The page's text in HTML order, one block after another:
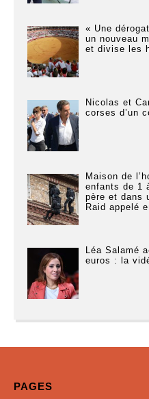
« Une
un nouveau
et divise les
Nicolas et
corses d’un
Maison de
enfants de 1
père et dans
Raid appelé
Léa Salamé
euros : la
PAGES